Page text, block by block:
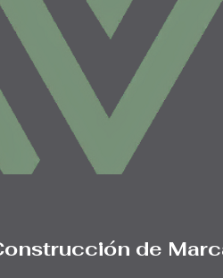
de